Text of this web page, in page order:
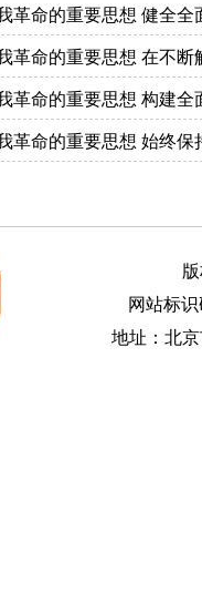
革命的重要思想 健全
深学细悟习近平
革命的重要思想 构建
革命的重要思想 始终
网站标识
地址：北